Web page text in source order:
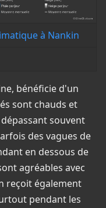
à Nankin
bénéficie d'un
sont chauds et
souvent
des vagues de
en dessous de
agréables avec
reçoit également
pendant les